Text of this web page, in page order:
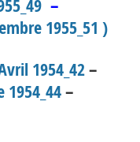
–
1955_51 )
1954_42–
–